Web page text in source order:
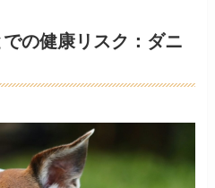
の健康リスク：ダニ